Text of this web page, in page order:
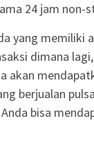
24 jam non-
yang memiliki
dimana
akan
berjualan
bisa